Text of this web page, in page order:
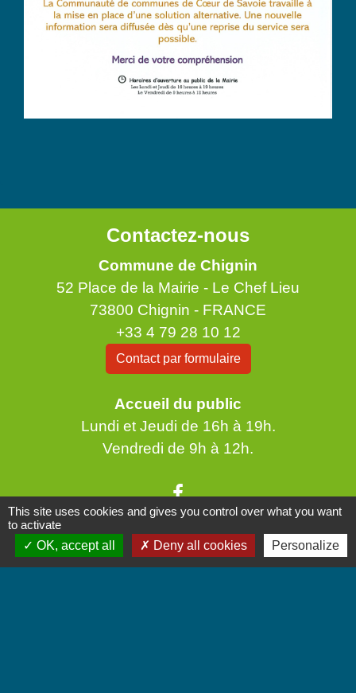
Contactez-nous
Commune de Chignin
52 Place de la Mairie - Le Chef Lieu
73800 Chignin - FRANCE
+33 4 79 28 10 12
Contact par formulaire
Accueil du public
Lundi et Jeudi de 16h à 19h.
Vendredi de 9h à 12h.
Liens
This site uses cookies and gives you control over what you want
to activate
OK, accept all
Deny all cookies Personalize